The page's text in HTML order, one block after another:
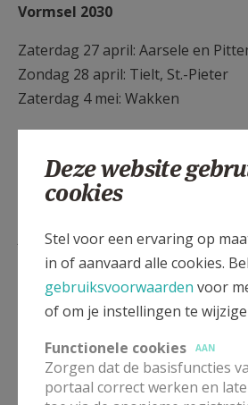
Vormsel 2030
Zaterdag 27 april: Aarsele en
Zondag 28 april: Tielt, St.-Pieter
Zaterdag 4 mei: Wakken
Lees meer
Deze website
cookies
Stel voor een ervaring op
in of aanvaard alle cookies.
gebruiksvoorwaarden voor
of om je instellingen te
Functionele cookies
AAN
Zorgen dat de basisfuncties
portaal correct werken en